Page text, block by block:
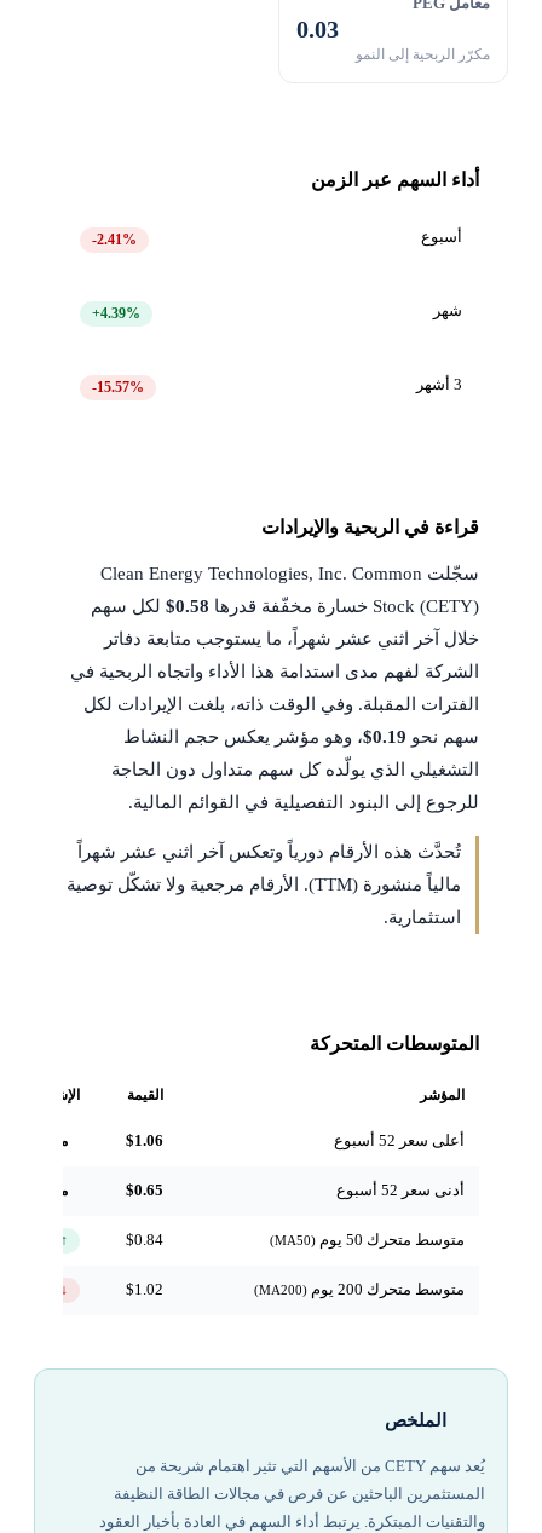
معامل PEG
0.03
مكرّر الربحية إلى النمو
أداء السهم عبر الزمن
أسبوع -2.41%
شهر +4.39%
3 أشهر -15.57%
قراءة في الربحية والإيرادات
سجّلت Clean Energy Technologies, Inc. Common
Stock (CETY) خسارة مخفّفة قدرها
$0.58لكل سهم
خلال آخر اثني عشر شهراً، ما يستوجب متابعة دفاتر
الشركة لفهم مدى استدامة هذا الأداء واتجاه الربحية في
الفترات المقبلة. وفي الوقت ذاته، بلغت الإيرادات لكل
سهم نحو $0.19، وهو مؤشر يعكس حجم النشاط
التشغيلي الذي يولّده كل سهم متداول دون الحاجة
للرجوع إلى البنود التفصيلية في القوائم المالية.
تُحدَّث هذه الأرقام دورياً وتعكس آخر اثني عشر شهراً
مالياً منشورة (TTM). الأرقام مرجعية ولا تشكّل توصية
استثمارية.
المتوسطات المتحركة
المؤشر القيمة الإشارة
أعلى سعر 52 أسبوع $1.06 مرجعي
أدنى سعر 52 أسبوع $0.65 مرجعي
متوسط متحرك 50 يوم $0.84 ↑ فوق
متوسط متحرك 200 يوم $1.02 ↓ تحت
الملخص
يُعد سهم CETY من الأسهم التي تثير اهتمام شريحة من
المستثمرين الباحثين عن فرص في مجالات الطاقة النظيفة
والتقنيات المبتكرة. يرتبط أداء السهم في العادة بأخبار العقود